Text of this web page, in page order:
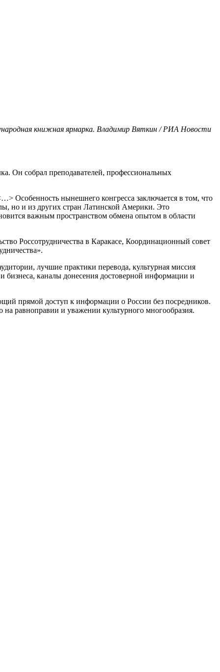
книжная ярмарка. Владимир Вяткин / РИА Новости
Он собрал преподавателей, профессиональных
Особенность нынешнего конгресса заключается в том, что
но и из других стран Латинской Америки. Это
важным пространством обмена опытом в области
Россотрудничества в Каракасе, Координационный совет
лучшие практики перевода, культурная миссия
бизнеса, каналы донесения достоверной информации и
прямой доступ к информации о России без посредников.
равноправии и уважении культурного многообразия.